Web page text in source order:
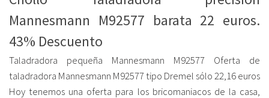
Mannesmann M92577 barata 22 euros.
43% Descuento
Taladradora pequeña Mannesmann M92577 Oferta de
taladradora Mannesmann M92577 tipo Dremel sólo 22,16 euros
Hoy tenemos una oferta para los bricomaniacos de la casa,